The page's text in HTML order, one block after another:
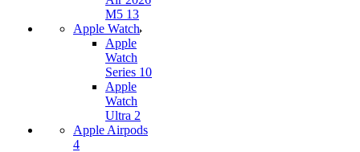
M5 13
Apple Watch
Apple
Watch
Series 10
Apple
Watch
Ultra 2
Apple Airpods
4